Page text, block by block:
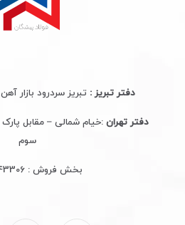
دفتر تبریز : تبریز سردرود بازار
دفتر تهران :خیام شمالی – مقابل
سوم
بخش فروش :